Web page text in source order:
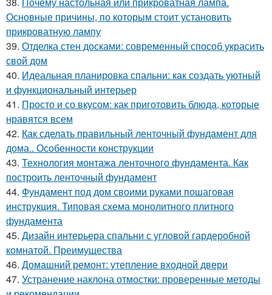
Основные причины, по которым стоит установить
прикроватную лампу
39. Отделка стен досками: современный способ украсить
свой дом
40. Идеальная планировка спальни: как создать уютный
и функциональный интерьер
41. Просто и со вкусом: как приготовить блюда, которые
нравятся всем
42. Как сделать правильный ленточный фундамент для
дома.. Особенности конструкции
43. Технология монтажа ленточного фундамента. Как
построить ленточный фундамент
44. Фундамент под дом своими руками пошаговая
инструкция. Типовая схема монолитного плитного
фундамента
45. Дизайн интерьера спальни с угловой гардеробной
комнатой. Преимущества
46. Домашний ремонт: утепление входной двери
47. Устранение наклона отмостки: проверенные методы